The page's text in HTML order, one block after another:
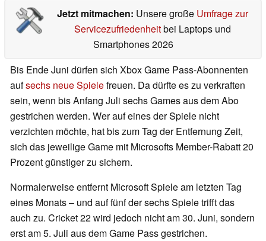
Jetzt mitmachen: Unsere große Umfrage zur
Servicezufriedenheitbei Laptops und
Smartphones 2026
Bis Ende Juni dürfen sich Xbox Game Pass-Abonnenten
aufsechs neue Spielefreuen. Da dürfte es zu verkraften
sein, wenn bis Anfang Juli sechs Games aus dem Abo
gestrichen werden. Wer auf eines der Spiele nicht
verzichten möchte, hat bis zum Tag der Entfernung Zeit,
sich das jeweilige Game mit Microsofts Member-Rabatt 20
Prozent günstiger zu sichern.
Normalerweise entfernt Microsoft Spiele am letzten Tag
eines Monats – und auf fünf der sechs Spiele trifft das
auch zu. Cricket 22 wird jedoch nicht am 30. Juni, sondern
erst am 5. Juli aus dem Game Pass gestrichen.